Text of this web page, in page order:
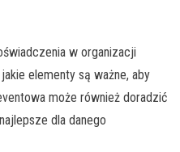
w organizacji
elementy są ważne, aby
może również doradzić
dla danego